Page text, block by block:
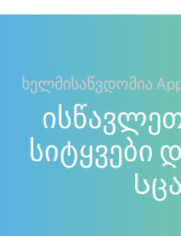
ხელმისაწვდომია
სიტყვები